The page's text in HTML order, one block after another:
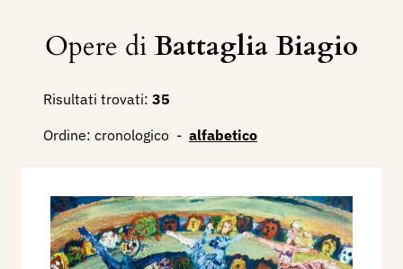
Opere diBattaglia Biagio
Risultati trovati: 35
Ordine: cronologico - alfabetico